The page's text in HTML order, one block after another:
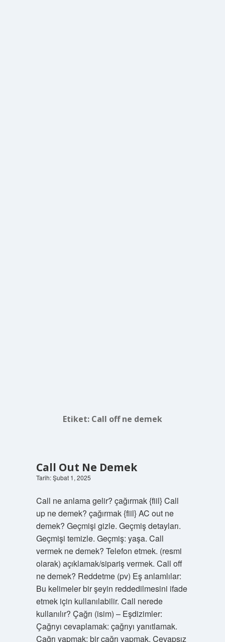
Etiket: Call off ne demek
Call Out Ne Demek
Tarih: Şubat 1, 2025
Call ne anlama gelir? çağırmak {fiil} Call
up ne demek? çağırmak {fiil} AC out ne
demek? Geçmişi gizle. Geçmiş detayları.
Geçmişi temizle. Geçmiş: yaşa. Call
vermek ne demek? Telefon etmek. (resmi
olarak) açıklamak/sipariş vermek. Call off
ne demek? Reddetme (pv) Eş anlamlılar:
Bu kelimeler bir şeyin reddedilmesini ifade
etmek için kullanılabilir. Call nerede
kullanılır? Çağrı (isim) – Eşdizimler:
Çağrıyı cevaplamak: çağrıyı yanıtlamak.
Çağrı yapmak: bir çağrı yapmak. Cevapsız